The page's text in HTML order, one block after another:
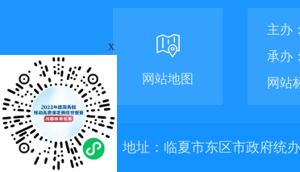
网站地图
主办
承办
网站
地址：临夏市东区市政府统
x